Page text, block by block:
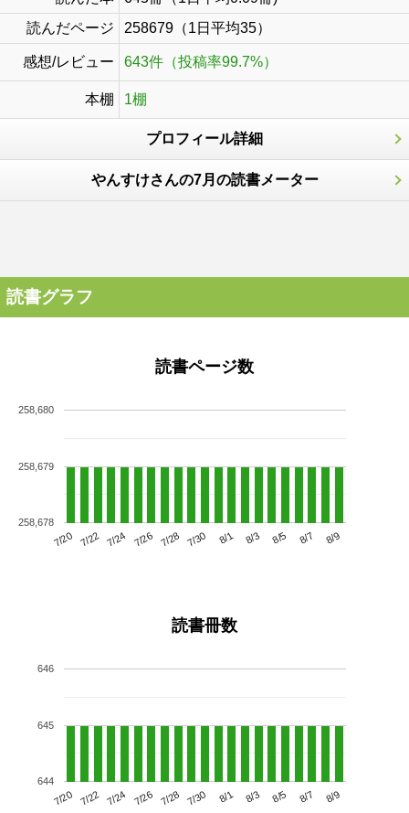
読んだページ
258679（1日平均35）
感想/レビュー 643件（投稿率99.7%）
本棚 1棚
プロフィール詳細
やんすけさんの7月の読書メーター
読書グラフ
読書ページ数
7/20 7/22 7/24 7/26 7/28 7/30 8/1 8/3 8/5 8/7 8/9
258,678
258,679
258,680
読書冊数
7/20 7/22 7/24 7/26 7/28 7/30 8/1 8/3 8/5 8/7 8/9
644
645
646